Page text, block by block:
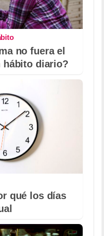
no fuera el
hábito diario?
qué los días